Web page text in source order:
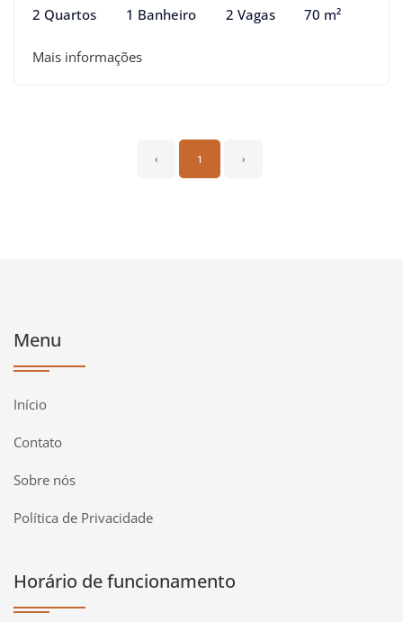
2 Quartos 1 Banheiro 2 Vagas 70 m²
Mais informações
‹ 1 ›
Menu
Início
Contato
Sobre nós
Política de Privacidade
Horário de funcionamento